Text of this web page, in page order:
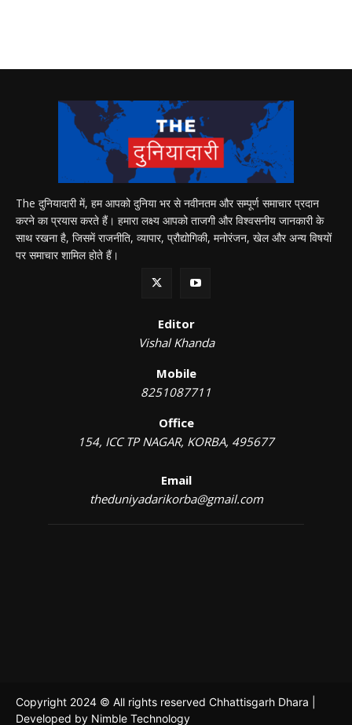
The दुनियादारी में, हम आपको दुनिया भर से नवीनतम और सम्पूर्ण समाचार प्रदान
करने का प्रयास करते हैं। हमारा लक्ष्य आपको ताजगी और विश्वसनीय जानकारी के
साथ रखना है, जिसमें राजनीति, व्यापार, प्रौद्योगिकी, मनोरंजन, खेल और अन्य विषयों
पर समाचार शामिल होते हैं।
Editor
Vishal Khanda
Mobile
8251087711
Office
154, ICC TP NAGAR, KORBA, 495677
Email
theduniyadarikorba@gmail.com
Copyright 2024 © All rights reserved Chhattisgarh Dhara |
Developed by Nimble Technology